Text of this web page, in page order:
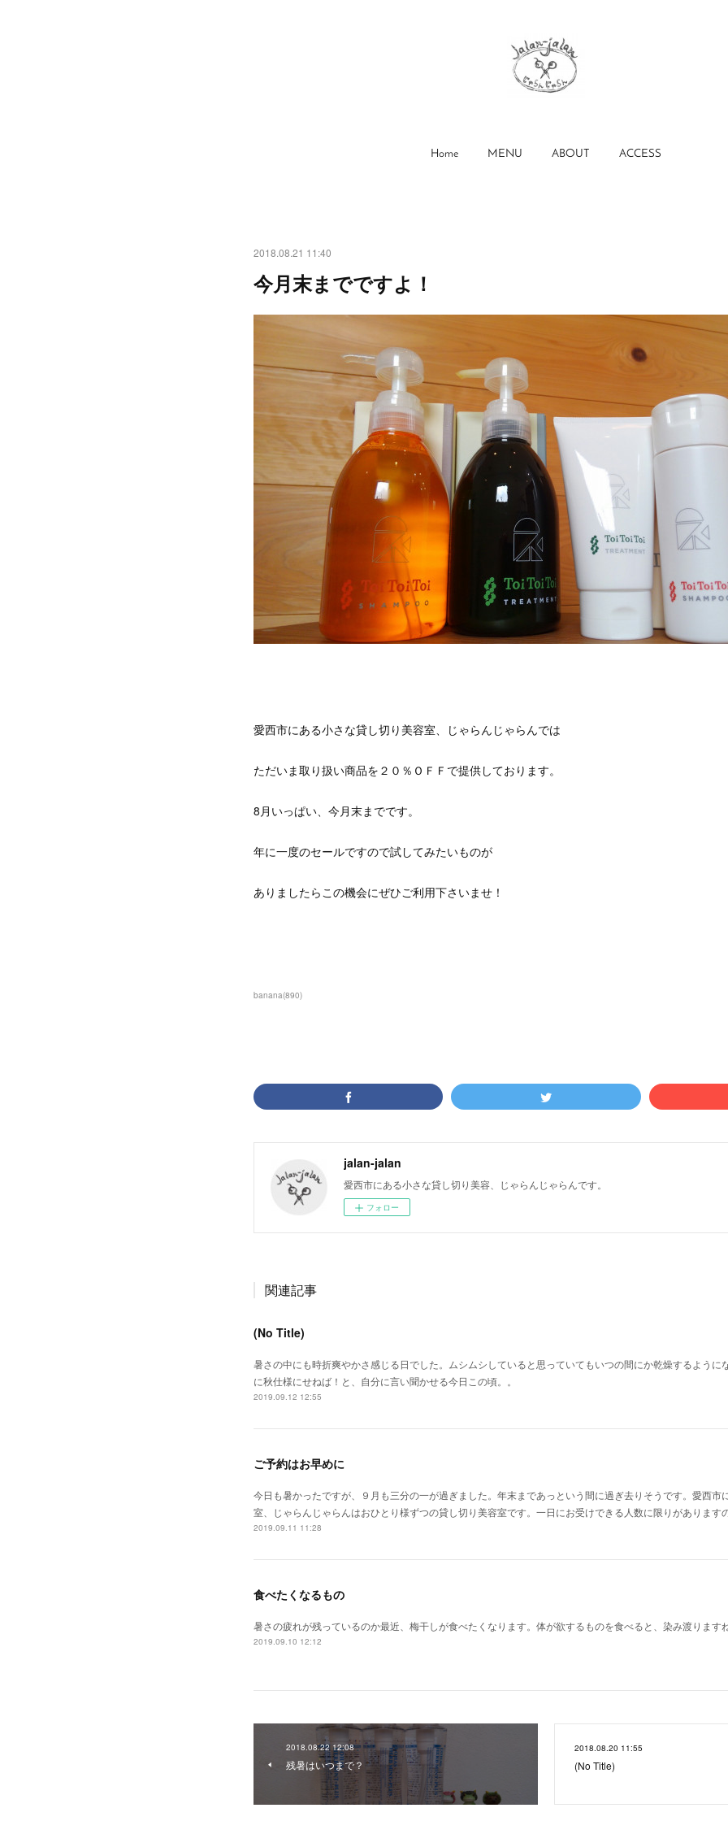
Home MENU ABOUT ACCESS
2018.08.21 11:40
今月末までですよ！
愛西市にある小さな貸し切り美容室、じゃらんじゃらんでは
ただいま取り扱い商品を２０％ＯＦＦで提供しております。
8月いっぱい、今月末までです。
年に一度のセールですので試してみたいものが
ありましたらこの機会にぜひご利用下さいませ！
banana(890)
jalan-jalan
愛西市にある小さな貸し切り美容、じゃらんじゃらんです。
フォロー
関連記事
(No Title)
暑さの中にも時折爽やかさ感じる日でした。ムシムシしていると思っていてもいつの間にか乾燥するように
に秋仕様にせねば！と、自分に言い聞かせる今日この頃。。
2019.09.12 12:55
ご予約はお早めに
今日も暑かったですが、９月も三分の一が過ぎました。年末まであっという間に過ぎ去りそうです。愛西市
室、じゃらんじゃらんはおひとり様ずつの貸し切り美容室です。一日にお受けできる人数に限りがありま
2019.09.11 11:28
食べたくなるもの
暑さの疲れが残っているのか最近、梅干しが食べたくなります。体が欲するものを食べると、染み渡りますね
2019.09.10 12:12
2018.08.22 12:08
残暑はいつまで？
2018.08.20 11:55
(No Title)